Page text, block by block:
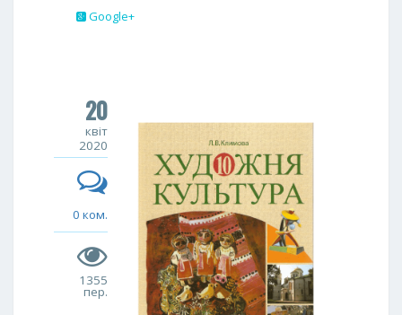
Google+
20
квіт
2020
0 ком.
1355
пер.